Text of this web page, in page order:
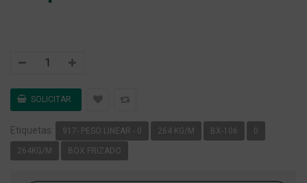
Etiquetas: 917- PESO LINEAR - 0 264 KG/M BX-106 0
264KG/M BOX FRIZADO